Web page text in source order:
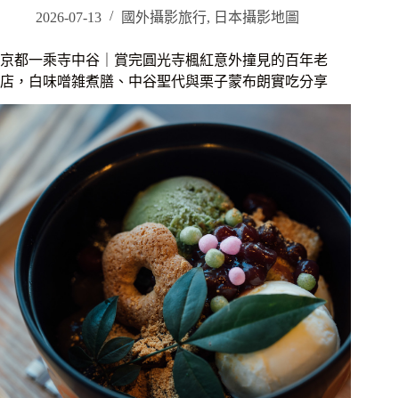
景
懶
人
包
｜
15
個
實
拍
紅
嵐
山、
高
雄
2026-07-13 國外攝影旅行, 日本攝影地圖
京都一乘寺中谷｜賞完圓光寺楓紅意外撞見的百年老
店，白味噌雑煮膳、中谷聖代與栗子蒙布朗實吃分享